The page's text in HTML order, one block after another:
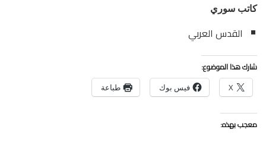
كاتب سوري
القدس العربي
شارك هذا الموضوع:
X فيس بوك طباعة
معجب بهذه: